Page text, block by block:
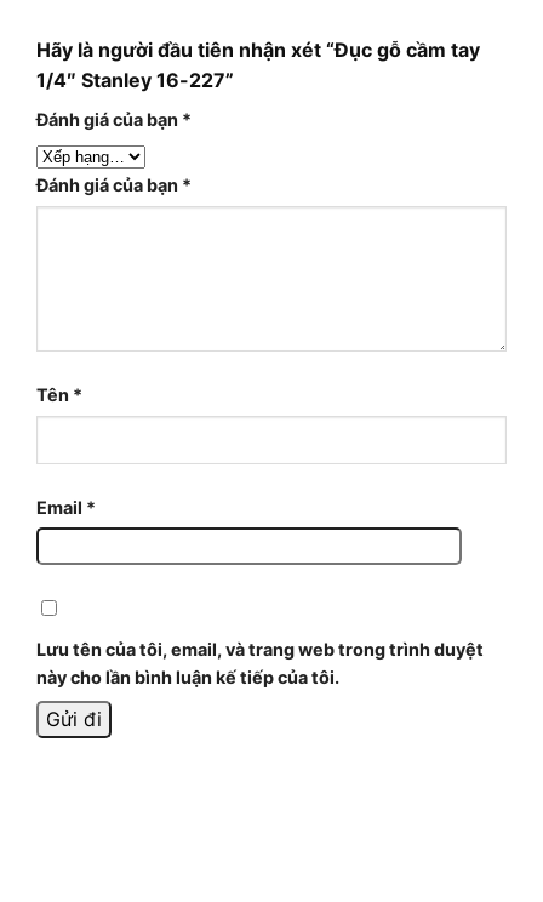
Hãy là người đầu tiên nhận xét “Đục gỗ cầm tay
1/4″ Stanley 16-227”
Đánh giá của bạn *
Đánh giá của bạn *
Tên *
Email *
Lưu tên của tôi, email, và trang web trong trình duyệt
này cho lần bình luận kế tiếp của tôi.